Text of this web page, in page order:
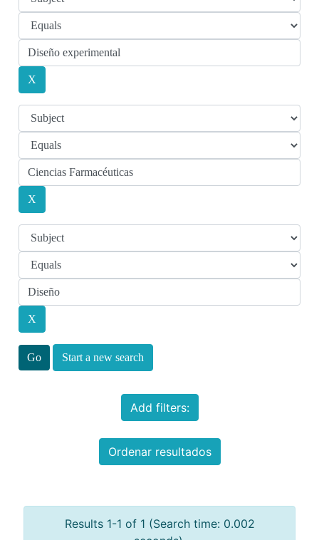
Start a new search
Add filters:
Ordenar resultados
Results 1-1 of 1 (Search time: 0.002